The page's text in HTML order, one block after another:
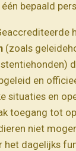
bepaald
(zoals
en
situaties en
toegang tot
niet
het dagelijks